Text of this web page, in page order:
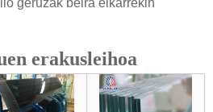
erakusleihoa